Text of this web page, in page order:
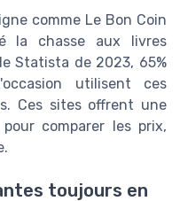
comme Le Bon Coin
la chasse aux livres
Statista de 2023, 65%
utilisent ces
Ces sites offrent une
comparer les prix,
toujours en